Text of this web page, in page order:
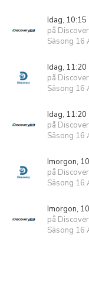
Idag, 10:15
på
Säsong 16
Idag, 11:20
på
Säsong 16
Idag, 11:20
på
Säsong 16
Imorgon,
på
Säsong 16
Imorgon,
på
Säsong 16